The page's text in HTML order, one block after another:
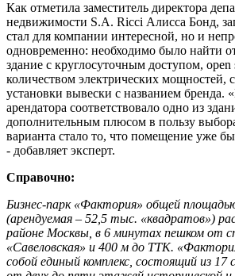
Как отметила заместитель директора
недвижимости S.A. Ricci Алисса Бонд,
стал для компании интересной, но и
одновременно: необходимо было найти
здание с круглосуточным доступом,
количеством электрических мощностей,
установки вывески с названием бренда.
арендатора соответствовало одно из
дополнительным плюсом в пользу
варианта стало то, что помещение уже
- добавляет эксперт.
Справочно:
Бизнес-парк «Фактория» общей
(арендуемая – 52,5 тыс. «квадратов»)
районе Москвы, в 6 минутах пешком от
«Савеловская» и 400 м до ТТК.
собой единый комплекс, состоящий из